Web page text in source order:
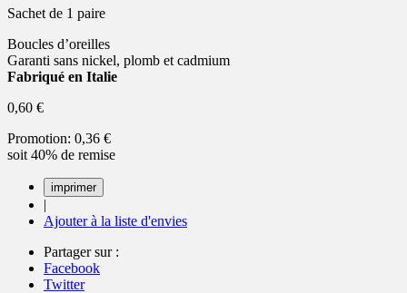
Sachet de 1 paire
Boucles d’oreilles
Garanti sans nickel, plomb et cadmium
Fabriqué en Italie
0,60 €
Promotion: 0,36 €
soit 40% de remise
|
Ajouter à la liste d'envies
Partager sur :
Facebook
Twitter